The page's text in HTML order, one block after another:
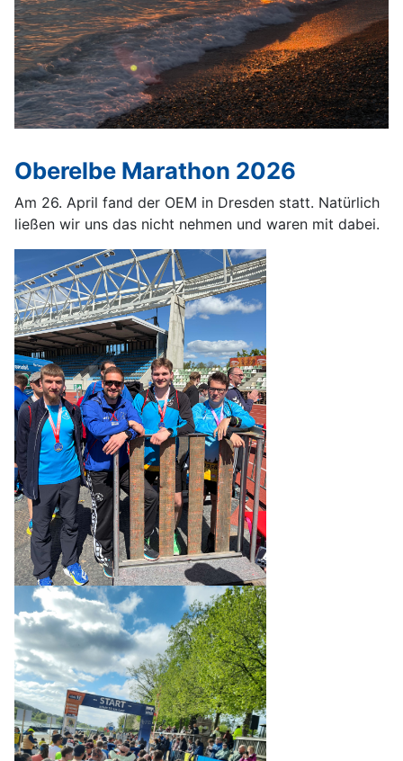
Oberelbe Marathon 2026
Am 26. April fand der OEM in Dresden statt. Natürlich
ließen wir uns das nicht nehmen und waren mit dabei.